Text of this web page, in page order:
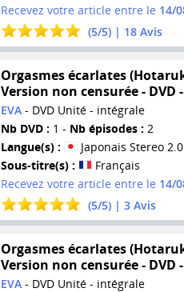
Recevez votre article entre le 14/
(5/5) | 18Avis
Orgasmes écarlates
Version non censurée - DVD
EVA- DVD Unité - intégrale
Nb DVD : 1 - Nb épisodes : 2
Langue(s) :
Japonais Stereo 2.0
Sous-titre(s) :
Français
Recevez votre article entre le 14/
(5/5) | 3Avis
Orgasmes écarlates
Version non censurée - DVD
EVA- DVD Unité - intégrale